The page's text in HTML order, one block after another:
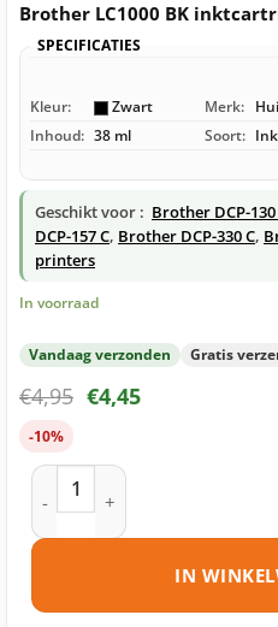
Brother LC1000 BK
SPECIFICATIES
Kleur: Zwart Merk:
Inhoud: 38 ml Soort:
Geschikt voor : Brother DCP-130
DCP-157 C, Brother DCP-330 C,
printers
In voorraad
Vandaag verzonden Gratis
€4,95 €4,45
-10%
Brother LC1000 BK
IN